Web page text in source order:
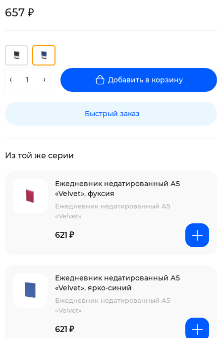
657 ₽
Добавить в корзину
Быстрый заказ
Из той же серии
Ежедневник недатированный А5
«Velvet», фуксия
Ежедневник недатированный А5
«Velvet»
621 ₽
Ежедневник недатированный А5
«Velvet», ярко-синий
Ежедневник недатированный А5
«Velvet»
621 ₽